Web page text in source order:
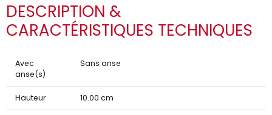
DESCRIPTION &
CARACTÉRISTIQUES TECHNIQUES
Avec
anse(s)
Sans anse
Hauteur 10.00 cm